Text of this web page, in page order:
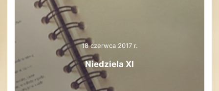
18 czerwca 2017 r.
Niedziela XI